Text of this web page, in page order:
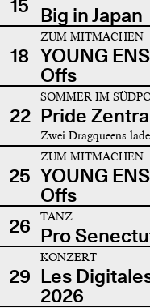
15 Big in Japan
18
ZUM MITMACHEN
YOUNG
Offs
22
SOMMER IM
Pride
Zwei Dragqueens
25
ZUM MITMACHEN
YOUNG
Offs
26
TANZ
Pro
29
KONZERT
Les
2026